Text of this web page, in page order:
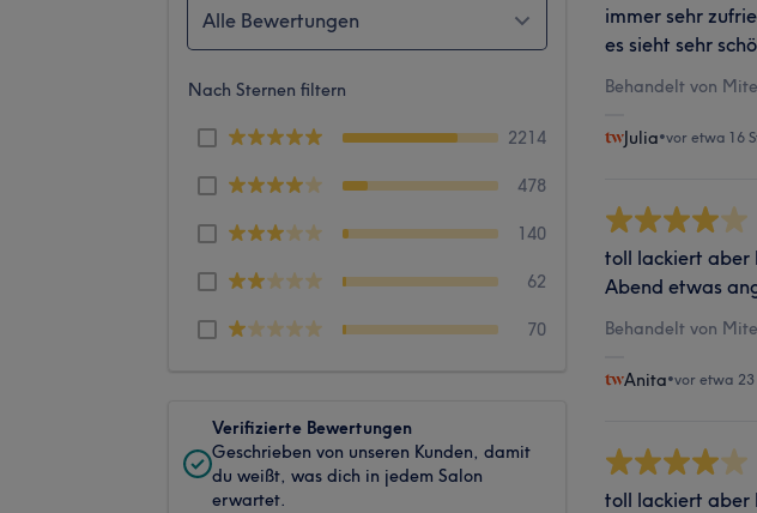
Alle Bewertungen
Nach Sternen filtern
2214
478
140
62
70
Verifizierte Bewertungen
Geschrieben von unseren Kunden, damit
du weißt, was dich in jedem Salon
erwartet.
immer sehr
es sieht sehr
Behandelt von
Julia•vor etwa 16
toll lackiert aber
Abend etwas
Behandelt von
Anita•vor etwa 23
toll lackiert aber